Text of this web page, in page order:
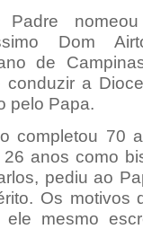
Dom
de
conduzir a
pelo Papa.
completou 70
anos como
pediu ao
Os motivos
ele mesmo